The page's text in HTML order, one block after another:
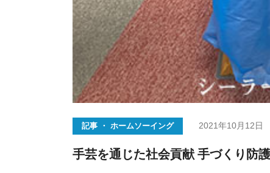
記事 ・ ホームソーイング 2021年10月12日
手芸を通じた社会貢献 手づくり防